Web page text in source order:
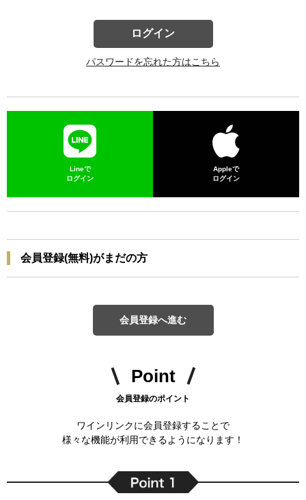
ログイン
パスワードを忘れた方はこちら
Lineで
ログイン
Appleで
ログイン
会員登録(無料)がまだの方
会員登録へ進む
Point
会員登録のポイント
ワインリンクに会員登録することで
様々な機能が利用できるようになります！